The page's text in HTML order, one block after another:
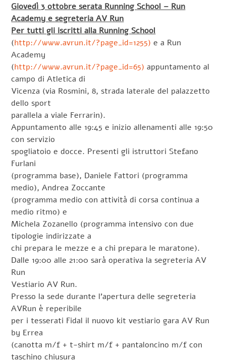
Giovedì 3 ottobre serata Running School – Run
Academy e segreteria AV Run
Per tutti gli iscritti alla Running School
(http://www.avrun.it/?page_id=1255) e a Run
Academy
(http://www.avrun.it/?page_id=65) appuntamento al
campo di Atletica di
Vicenza (via Rosmini, 8, strada laterale del palazzetto
dello sport
parallela a viale Ferrarin).
Appuntamento alle 19:45 e inizio allenamenti alle 19:50
con servizio
spogliatoio e docce. Presenti gli istruttori Stefano
Furlani
(programma base), Daniele Fattori (programma
medio), Andrea Zoccante
(programma medio con attività di corsa continua a
medio ritmo) e
Michela Zozanello (programma intensivo con due
tipologie indirizzate a
chi prepara le mezze e a chi prepara le maratone).
Dalle 19:00 alle 21:00 sarà operativa la segreteria AV
Run
Vestiario AV Run.
Presso la sede durante l’apertura delle segreteria
AVRun è reperibile
per i tesserati Fidal il nuovo kit vestiario gara AV Run
by Errea
(canotta m/f + t-shirt m/f + pantaloncino m/f con
taschino chiusura